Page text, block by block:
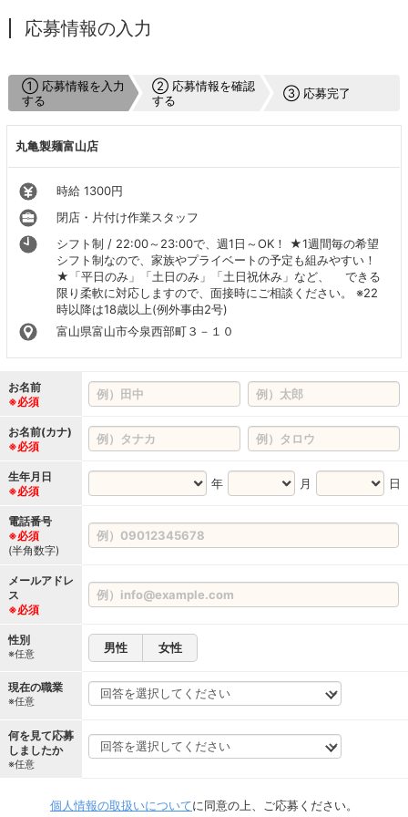
応募情報の入力
① 応募情報を入力
する
② 応募情報を確認
する
③ 応募完了
丸亀製麺富山店
時給 1300円
閉店・片付け作業スタッフ
シフト制 / 22:00～23:00で、週1日～OK！ ★1週間毎の希望
シフト制なので、家族やプライベートの予定も組みやすい！
★「平日のみ」「土日のみ」「土日祝休み」など、 できる
限り柔軟に対応しますので、面接時にご相談ください。 ※22
時以降は18歳以上(例外事由2号)
富山県富山市今泉西部町３－１０
お名前
※必須
お名前(カナ)
※必須
生年月日
※必須
年 月 日
電話番号
※必須
(半角数字)
メールアドレ
ス
※必須
性別
※任意 男性 女性
現在の職業
※任意
何を見て応募
しましたか
※任意
個人情報の取扱いについてに同意の上、ご応募ください。